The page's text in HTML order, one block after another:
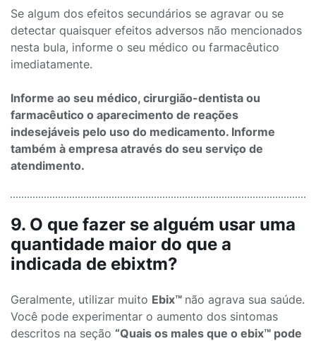
Se algum dos efeitos secundários se agravar ou se
detectar quaisquer efeitos adversos não mencionados
nesta bula, informe o seu médico ou farmacêutico
imediatamente.
Informe ao seu médico, cirurgião-dentista ou
farmacêutico o aparecimento de reações
indesejáveis pelo uso do medicamento. Informe
também à empresa através do seu serviço de
atendimento.
9. O que fazer se alguém usar uma
quantidade maior do que a
indicada de ebixtm?
Geralmente, utilizar muito Ebix™ não agrava sua saúde.
Você pode experimentar o aumento dos sintomas
descritos na seção “Quais os males que o ebix™ pode